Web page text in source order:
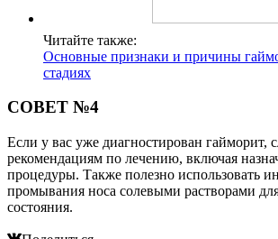
Читайте также:
Основные признаки и причины
стадиях
СОВЕТ №4
Если у вас уже диагностирован гайморит,
рекомендациям по лечению, включая
процедуры. Также полезно использовать
промывания носа солевыми растворами
состояния.